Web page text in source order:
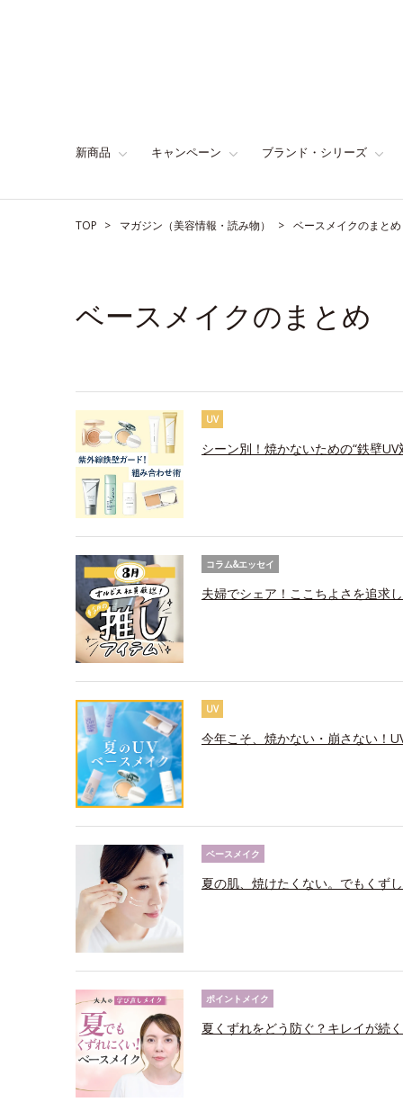
新商品 キャンペーン ブランド・シリーズ
TOP マガジン（美容情報・読み物） ベースメイクのまとめ
ベースメイクのまとめ
UV
シーン別！焼かないための“鉄壁
コラム&エッセイ
夫婦でシェア！ここちよさを追求
UV
今年こそ、焼かない・崩さない！
ベースメイク
夏の肌、焼けたくない。でもくず
ポイントメイク
夏くずれをどう防ぐ？キレイが続